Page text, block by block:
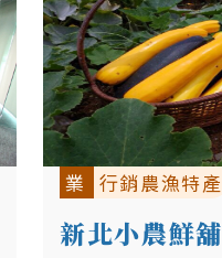
業 行銷農漁特產
新北小農鮮舖